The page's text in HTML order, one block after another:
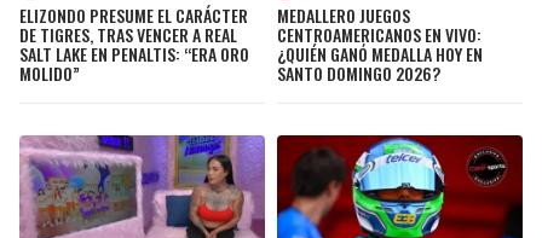
ELIZONDO PRESUME EL CARÁCTER
DE TIGRES, TRAS VENCER A REAL
SALT LAKE EN PENALTIS: “ERA ORO
MOLIDO”
MEDALLERO JUEGOS
CENTROAMERICANOS EN VIVO:
¿QUIÉN GANÓ MEDALLA HOY EN
SANTO DOMINGO 2026?